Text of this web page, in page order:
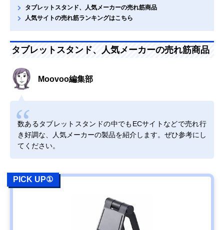
タブレットスタンド、人気メーカーの売れ筋商品
人気サイトの売れ筋ランキングはこちら
タブレットスタンド、人気メーカーの売れ筋商品
Moovoo編集部
数あるタブレットスタンドの中でもECサイトなどで売れ行
き好調な、人気メーカーの製品を紹介します。ぜひ参考にし
てください。
PICK UP①